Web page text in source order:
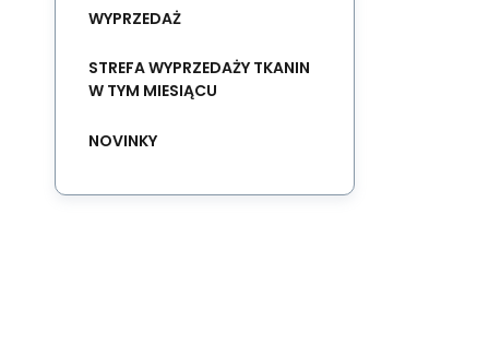
WYPRZEDAŻ
STREFA WYPRZEDAŻY TKANIN
W TYM MIESIĄCU
NOVINKY